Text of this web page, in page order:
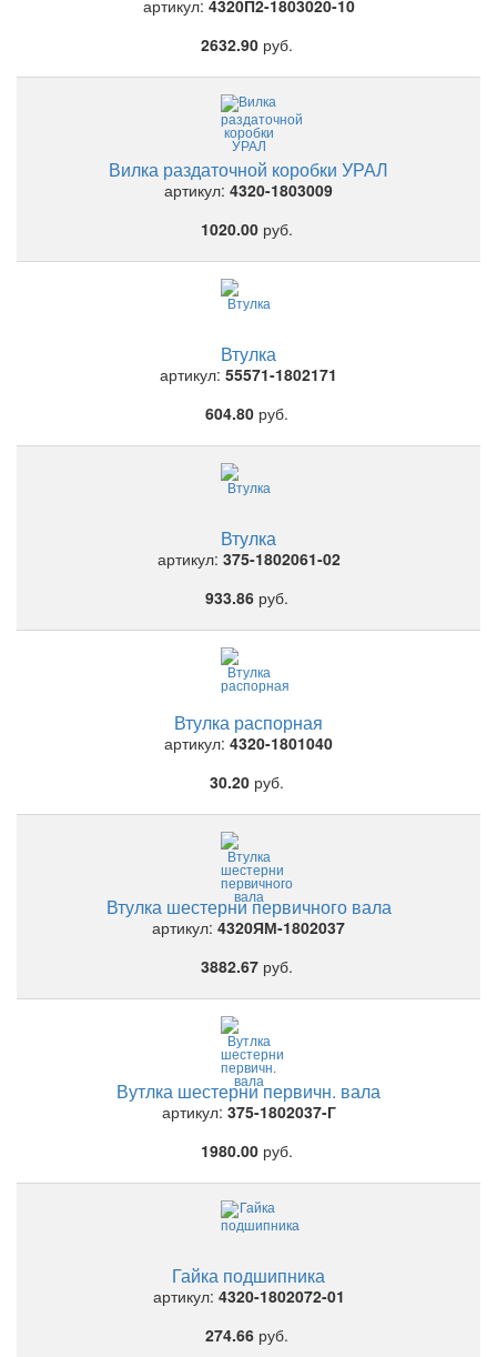
артикул: 4320П2-1803020-10
2632.90руб.
Вилка раздаточной коробки УРАЛ
артикул: 4320-1803009
1020.00руб.
Втулка
артикул: 55571-1802171
604.80руб.
Втулка
артикул: 375-1802061-02
933.86руб.
Втулка распорная
артикул: 4320-1801040
30.20руб.
Втулка шестерни первичного вала
артикул: 4320ЯМ-1802037
3882.67руб.
Вутлка шестерни первичн. вала
артикул: 375-1802037-Г
1980.00руб.
Гайка подшипника
артикул: 4320-1802072-01
274.66руб.